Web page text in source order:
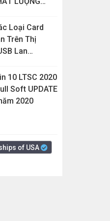
Loại Card
Trên Thị
Lan
10 LTSC 2020
Soft UPDATE
2020
of USA